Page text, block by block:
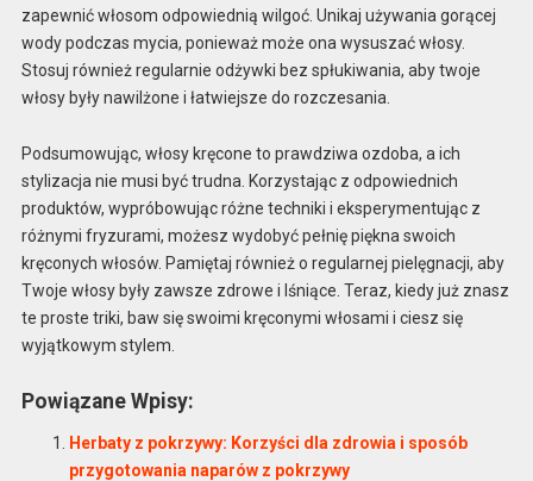
zapewnić włosom odpowiednią wilgoć. Unikaj używania gorącej
wody podczas mycia, ponieważ może ona wysuszać włosy.
Stosuj również regularnie odżywki bez spłukiwania, aby twoje
włosy były nawilżone i łatwiejsze do rozczesania.
Podsumowując, włosy kręcone to prawdziwa ozdoba, a ich
stylizacja nie musi być trudna. Korzystając z odpowiednich
produktów, wypróbowując różne techniki i eksperymentując z
różnymi fryzurami, możesz wydobyć pełnię piękna swoich
kręconych włosów. Pamiętaj również o regularnej pielęgnacji, aby
Twoje włosy były zawsze zdrowe i lśniące. Teraz, kiedy już znasz
te proste triki, baw się swoimi kręconymi włosami i ciesz się
wyjątkowym stylem.
Powiązane Wpisy:
Herbaty z pokrzywy: Korzyści dla zdrowia i sposób
przygotowania naparów z pokrzywy